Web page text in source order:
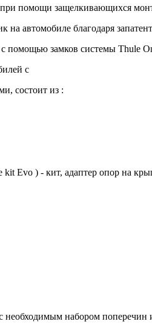
при помощи защелкивающихся
на автомобиле благодаря
помощью замков системы Thule
с
состоит из :
Evo ) - кит, адаптер опор на
необходимым набором